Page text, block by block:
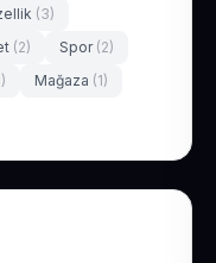
(3)
(2) Spor (2)
Mağaza (1)